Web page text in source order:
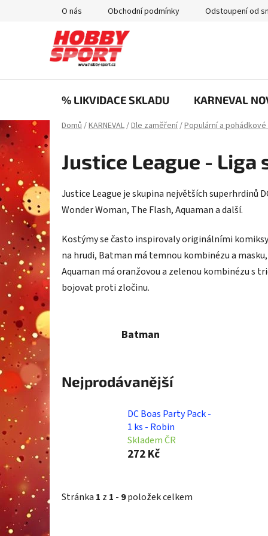
O nás Obchodní podmínky Odstoupení od
% LIKVIDACE SKLADU KARNEVAL
Domů/KARNEVAL/Dle zaměření/Populární a
Justice League -
Justice League je skupina největších superhrdinů
Wonder Woman, The Flash, Aquaman a další.
Kostýmy se často inspirovaly originálními
na hrudi, Batman má temnou kombinézu a
Aquaman má oranžovou a zelenou kombinézu s
bojovat proti zločinu.
Batman
Nejprodávanější
DC Boas Party Pack -
1 ks - Robin
Skladem ČR
272 Kč
Stránka 1 z 1 - 9položek celkem